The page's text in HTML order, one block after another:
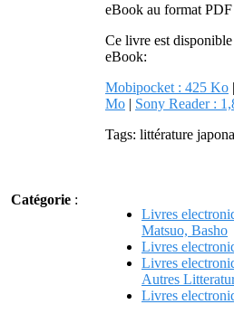
eBook au format
Ce livre est
eBook:
Mobipocket : 425 Ko |
Mo | Sony Reader :
Tags: littérature
Catégorie :
Livres
Matsuo, Basho
Livres
Livres
Autres
Livres